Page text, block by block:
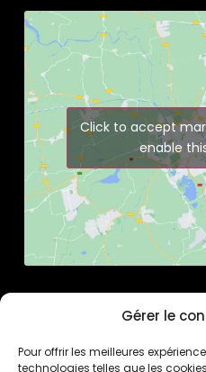
Gérer le
Pour offrir les meilleures
technologies telles que les
Click to accept
enable